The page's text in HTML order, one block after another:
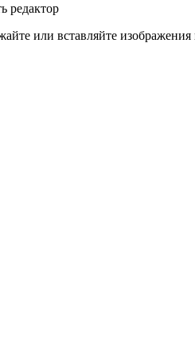
редактор
или вставляйте изображения